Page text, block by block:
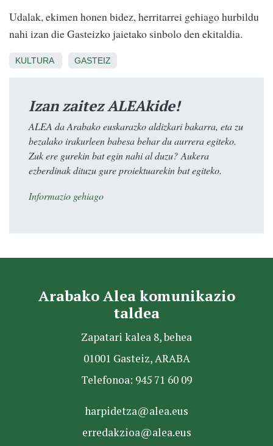
Udalak, ekimen honen bidez, herritarrei gehiago hurbildu
nahi izan die Gasteizko jaietako sinbolo den ekitaldia.
KULTURA GASTEIZ
Izan zaitez ALEAkide!
ALEA da Arabako euskarazko aldizkari bakarra, eta zu
bezalako irakurleen babesa behar du aurrera egiteko.
Zuk ere gurekin bat egin nahi al duzu? Aukera
ezberdinak dituzu gure proiektuarekin bat egiteko.
Informazio gehiago
Arabako Alea komunikazio
taldea
Zapatari kalea 8, behea
01001 Gasteiz, ARABA
Telefonoa: 945 71 60 09
harpidetza@alea.eus
erredakzioa@alea.eus